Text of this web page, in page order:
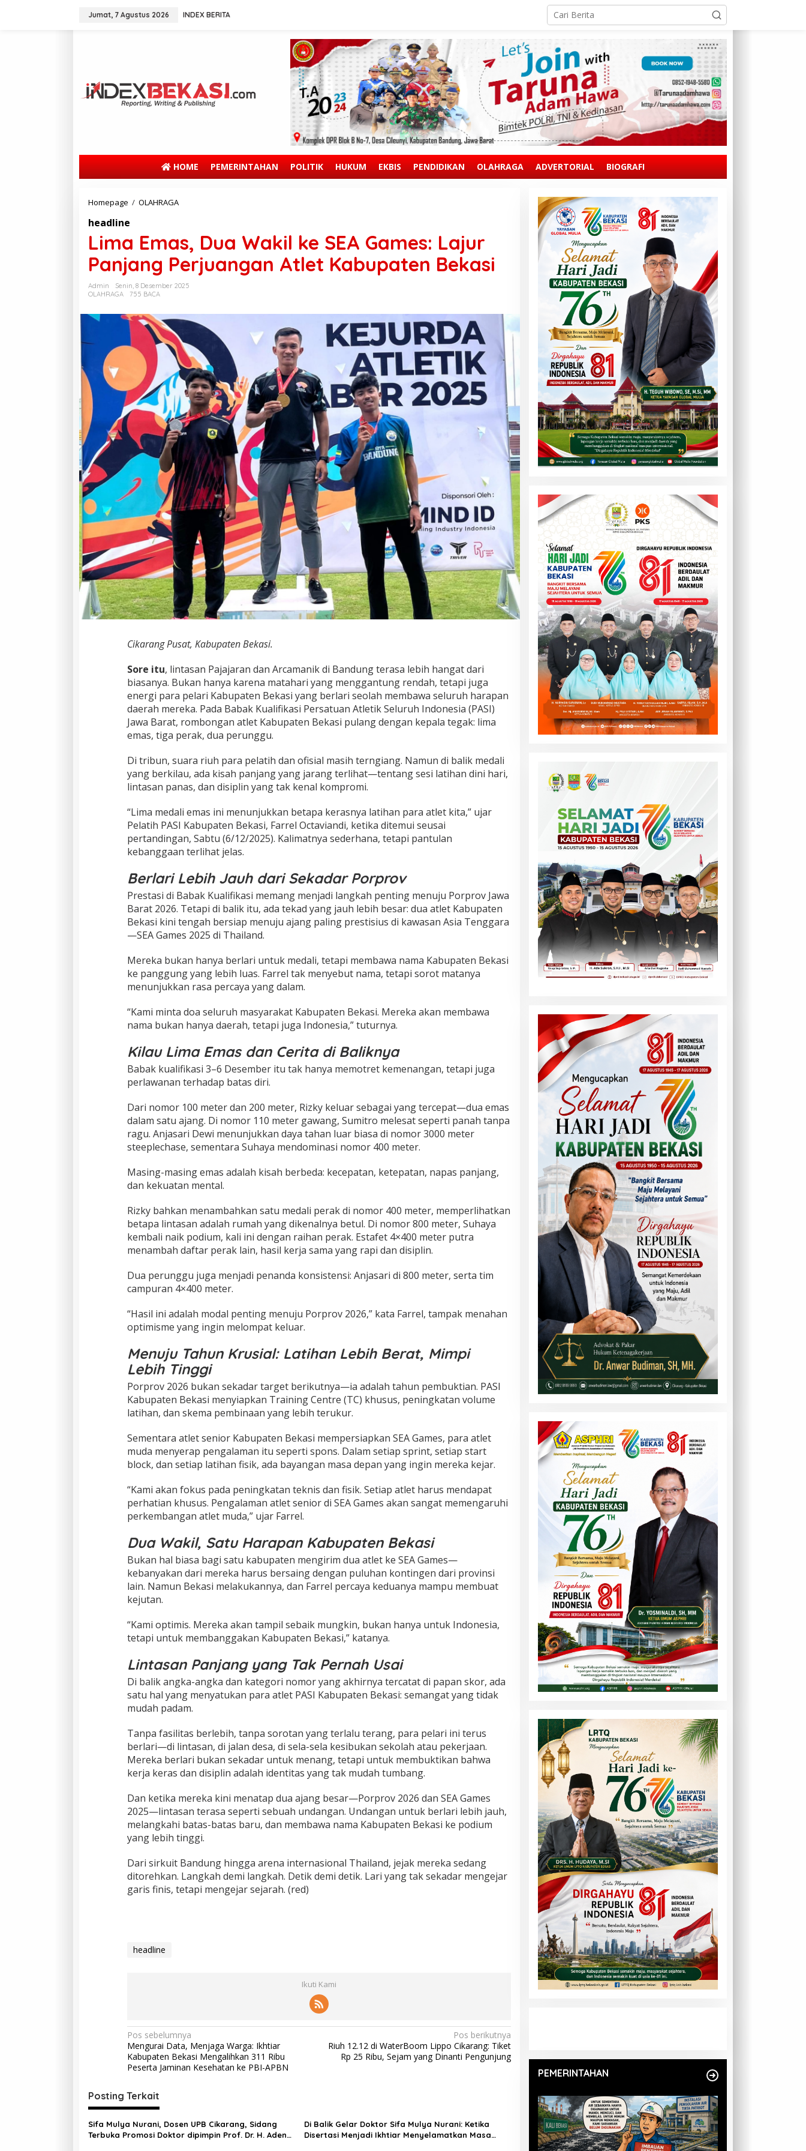
Jumat, 7 Agustus 2026 INDEX BERITA
HOME PEMERINTAHAN POLITIK HUKUM EKBIS PENDIDIKAN OLAHRAGA ADVERTORIAL BIOGRAFI
Homepage / OLAHRAGA
headline
Lima Emas, Dua Wakil ke SEA Games: Lajur
Panjang Perjuangan Atlet Kabupaten Bekasi
Admin
Senin, 8 Desember 2025
OLAHRAGA
755 BACA
Cikarang Pusat, Kabupaten Bekasi.
Sore itu, lintasan Pajajaran dan Arcamanik di Bandung terasa lebih hangat dari
biasanya. Bukan hanya karena matahari yang menggantung rendah, tetapi juga
energi para pelari Kabupaten Bekasi yang berlari seolah membawa seluruh harapan
daerah mereka. Pada Babak Kualifikasi Persatuan Atletik Seluruh Indonesia (PASI)
Jawa Barat, rombongan atlet Kabupaten Bekasi pulang dengan kepala tegak: lima
emas, tiga perak, dua perunggu.
Di tribun, suara riuh para pelatih dan ofisial masih terngiang. Namun di balik medali
yang berkilau, ada kisah panjang yang jarang terlihat—tentang sesi latihan dini hari,
lintasan panas, dan disiplin yang tak kenal kompromi.
“Lima medali emas ini menunjukkan betapa kerasnya latihan para atlet kita,” ujar
Pelatih PASI Kabupaten Bekasi, Farrel Octaviandi, ketika ditemui seusai
pertandingan, Sabtu (6/12/2025). Kalimatnya sederhana, tetapi pantulan
kebanggaan terlihat jelas.
Berlari Lebih Jauh dari Sekadar Porprov
Prestasi di Babak Kualifikasi memang menjadi langkah penting menuju Porprov Jawa
Barat 2026. Tetapi di balik itu, ada tekad yang jauh lebih besar: dua atlet Kabupaten
Bekasi kini tengah bersiap menuju ajang paling prestisius di kawasan Asia Tenggara
—SEA Games 2025 di Thailand.
Mereka bukan hanya berlari untuk medali, tetapi membawa nama Kabupaten Bekasi
ke panggung yang lebih luas. Farrel tak menyebut nama, tetapi sorot matanya
menunjukkan rasa percaya yang dalam.
“Kami minta doa seluruh masyarakat Kabupaten Bekasi. Mereka akan membawa
nama bukan hanya daerah, tetapi juga Indonesia,” tuturnya.
Kilau Lima Emas dan Cerita di Baliknya
Babak kualifikasi 3–6 Desember itu tak hanya memotret kemenangan, tetapi juga
perlawanan terhadap batas diri.
Dari nomor 100 meter dan 200 meter, Rizky keluar sebagai yang tercepat—dua emas
dalam satu ajang. Di nomor 110 meter gawang, Sumitro melesat seperti panah tanpa
ragu. Anjasari Dewi menunjukkan daya tahan luar biasa di nomor 3000 meter
steeplechase, sementara Suhaya mendominasi nomor 400 meter.
Masing-masing emas adalah kisah berbeda: kecepatan, ketepatan, napas panjang,
dan kekuatan mental.
Rizky bahkan menambahkan satu medali perak di nomor 400 meter, memperlihatkan
betapa lintasan adalah rumah yang dikenalnya betul. Di nomor 800 meter, Suhaya
kembali naik podium, kali ini dengan raihan perak. Estafet 4×400 meter putra
menambah daftar perak lain, hasil kerja sama yang rapi dan disiplin.
Dua perunggu juga menjadi penanda konsistensi: Anjasari di 800 meter, serta tim
campuran 4×400 meter.
“Hasil ini adalah modal penting menuju Porprov 2026,” kata Farrel, tampak menahan
optimisme yang ingin melompat keluar.
Menuju Tahun Krusial: Latihan Lebih Berat, Mimpi
Lebih Tinggi
Porprov 2026 bukan sekadar target berikutnya—ia adalah tahun pembuktian. PASI
Kabupaten Bekasi menyiapkan Training Centre (TC) khusus, peningkatan volume
latihan, dan skema pembinaan yang lebih terukur.
Sementara atlet senior Kabupaten Bekasi mempersiapkan SEA Games, para atlet
muda menyerap pengalaman itu seperti spons. Dalam setiap sprint, setiap start
block, dan setiap latihan fisik, ada bayangan masa depan yang ingin mereka kejar.
“Kami akan fokus pada peningkatan teknis dan fisik. Setiap atlet harus mendapat
perhatian khusus. Pengalaman atlet senior di SEA Games akan sangat memengaruhi
perkembangan atlet muda,” ujar Farrel.
Dua Wakil, Satu Harapan Kabupaten Bekasi
Bukan hal biasa bagi satu kabupaten mengirim dua atlet ke SEA Games—
kebanyakan dari mereka harus bersaing dengan puluhan kontingen dari provinsi
lain. Namun Bekasi melakukannya, dan Farrel percaya keduanya mampu membuat
kejutan.
“Kami optimis. Mereka akan tampil sebaik mungkin, bukan hanya untuk Indonesia,
tetapi untuk membanggakan Kabupaten Bekasi,” katanya.
Lintasan Panjang yang Tak Pernah Usai
Di balik angka-angka dan kategori nomor yang akhirnya tercatat di papan skor, ada
satu hal yang menyatukan para atlet PASI Kabupaten Bekasi: semangat yang tidak
mudah padam.
Tanpa fasilitas berlebih, tanpa sorotan yang terlalu terang, para pelari ini terus
berlari—di lintasan, di jalan desa, di sela-sela kesibukan sekolah atau pekerjaan.
Mereka berlari bukan sekadar untuk menang, tetapi untuk membuktikan bahwa
kerja keras dan disiplin adalah identitas yang tak mudah tumbang.
Dan ketika mereka kini menatap dua ajang besar—Porprov 2026 dan SEA Games
2025—lintasan terasa seperti sebuah undangan. Undangan untuk berlari lebih jauh,
melangkahi batas-batas baru, dan membawa nama Kabupaten Bekasi ke podium
yang lebih tinggi.
Dari sirkuit Bandung hingga arena internasional Thailand, jejak mereka sedang
ditorehkan. Langkah demi langkah. Detik demi detik. Lari yang tak sekadar mengejar
garis finis, tetapi mengejar sejarah. (red)
headline
Ikuti Kami
Pos sebelumnya
Mengurai Data, Menjaga Warga: Ikhtiar
Kabupaten Bekasi Mengalihkan 311 Ribu
Peserta Jaminan Kesehatan ke PBI-APBN
Pos berikutnya
Riuh 12.12 di WaterBoom Lippo Cikarang: Tiket
Rp 25 Ribu, Sejam yang Dinanti Pengunjung
Posting Terkait
Sifa Mulya Nurani, Dosen UPB Cikarang, Sidang
Terbuka Promosi Doktor dipimpin Prof. Dr. H. Aden
Di Balik Gelar Doktor Sifa Mulya Nurani: Ketika
Disertasi Menjadi Ikhtiar Menyelamatkan Masa
PEMERINTAHAN